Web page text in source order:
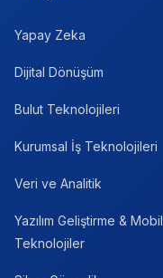
Yapay Zeka
Dijital Dönüşüm
Bulut Teknolojileri
Kurumsal İş Teknolojileri
Veri ve Analitik
Yazılım Geliştirme & Mobil
Teknolojiler